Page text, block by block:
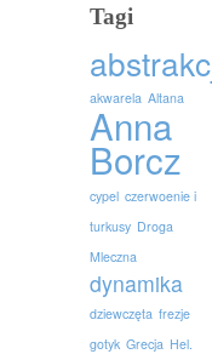
Tagi
akwarela Altana
Anna
Borcz
cypel czerwoenie i
turkusy Droga
Mleczna
dynamika
dziewczęta frezje
gotyk Grecja Hel.